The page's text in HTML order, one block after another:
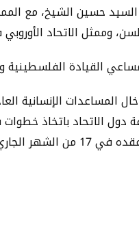
الفلسطيني السيد حسين
وممثل الاتحاد
القيادة الفلسطينية
المساعدات الإنسانية
الاتحاد باتخاذ
في المنطقة.